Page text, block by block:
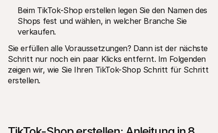
Beim TikTok-Shop erstellen legen Sie den Namen des
Shops fest und wählen, in welcher Branche Sie
verkaufen.
Sie erfüllen alle Voraussetzungen? Dann ist der nächste
Schritt nur noch ein paar Klicks entfernt. Im Folgenden
zeigen wir, wie Sie Ihren TikTok-Shop Schritt für Schritt
erstellen.